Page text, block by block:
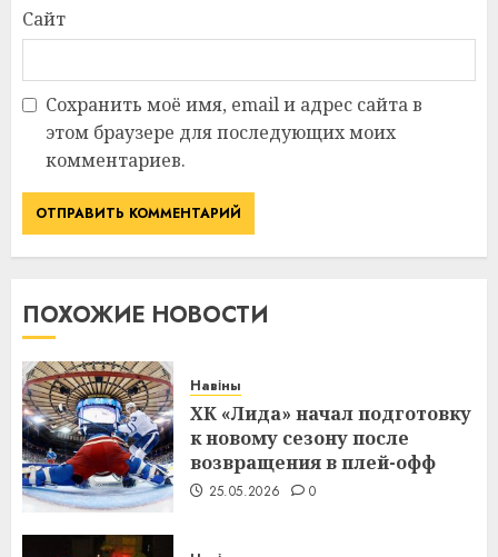
Сайт
Сохранить моё имя, email и адрес сайта в
этом браузере для последующих моих
комментариев.
ПОХОЖИЕ НОВОСТИ
Навіны
ХК «Лида» начал подготовку
к новому сезону после
возвращения в плей-офф
25.05.2026 0